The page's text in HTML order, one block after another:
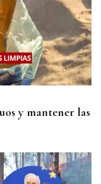
y mantener las